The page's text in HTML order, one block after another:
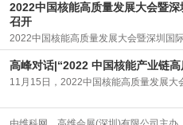
2022中国核能高质量发展大会暨深
召开
2022中国核能高质量发展大会暨深圳国
2022-11-18
高峰对话|“2022 中国核能产业链
11月15日，2022中国核能高质量发展大